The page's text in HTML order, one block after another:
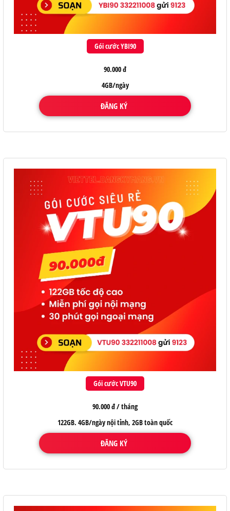
Gói cước YBI90
90.000 đ
4GB/ngày
ĐĂNG KÝ
Gói cước VTU90
90.000 đ / tháng
122GB. 4GB/ngày nội tỉnh, 2GB toàn quốc
ĐĂNG KÝ